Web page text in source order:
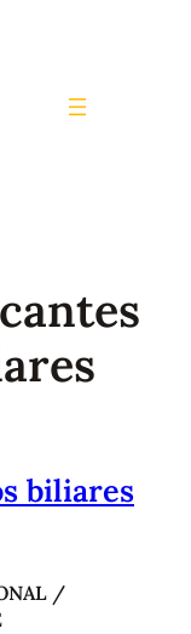
biliares
/